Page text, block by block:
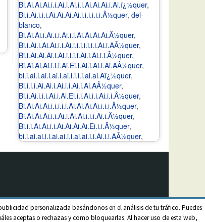
personalizada basándonos en el análisis de tu tráfico. Puedes
aceptas o rechazas y como bloquearlas. Al hacer uso de esta web,
Bi.Ai.Ai.Ai.i.i.Ai.i.Ai.i.i.Ai.Ai.Ai.i.Ai.ï¿½quer,
Bi.i.Ai.i.i.i.Ai.Ai.Ai.Ai.i.i.i.i.i.i.Â½quer, del-
blanco,
Bi.Ai.Ai.i.Ai.i.i.Ai.i.i.Ai.Ai.Ai.Ai.Â½quer,
Bi.i.Ai.i.Ai.Ai.i.i.Ai.i.i.i.i.i.i.i.Ai.i.AÂ½quer,
Bi.i.Ai.Ai.Ai.i.Ai.i.i.i.i.Ai.i.Ai.i.i.Â½quer,
Bi.Ai.Ai.Ai.i.i.i.Ai.Ei.i.Ai.i.Ai.i.Ai.AÂ½quer,
bi.i.ai.i.ai.i.ai.i.ai.i.i.i.i.ai.ai.Aï¿½quer,
Bi.i.i.i.Ai.Ai.i.Ai.i.i.Ai.i.Ai.AÂ½quer,
Bi.i.Ai.i.i.i.Ai.i.Ai.Ei.i.i.Ai.i.i.Ai.i.i.Â½quer,
Bi.Ai.Ai.Ai.i.i.i.i.i.Ai.Ai.Ai.Ai.i.i.i.Â½quer,
Bi.Ai.Ai.Ai.i.i.Ai.i.Ai.Ai.i.i.i.Ai.i.Â½quer,
Bi.i.i.Ai.Ai.i.i.Ai.Ai.Ai.Ai.Ei.i.i.Â½quer,
bi.i.ai.ai.i.i.ai.ai.i.i.ai.ai.i.i.Ai.i.i.AÂ½quer,